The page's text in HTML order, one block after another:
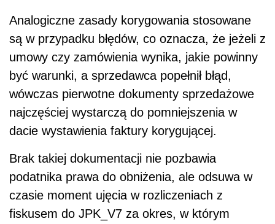
Analogiczne zasady korygowania stosowane
są w przypadku błędów, co oznacza, że jeżeli z
umowy czy zamówienia wynika, jakie powinny
być warunki, a sprzedawca popełnił błąd,
wówczas pierwotne dokumenty sprzedażowe
najczęściej wystarczą do pomniejszenia w
dacie wystawienia faktury korygującej.
Brak takiej dokumentacji nie pozbawia
podatnika prawa do obniżenia, ale odsuwa w
czasie moment ujęcia w rozliczeniach z
fiskusem do JPK_V7 za okres, w którym